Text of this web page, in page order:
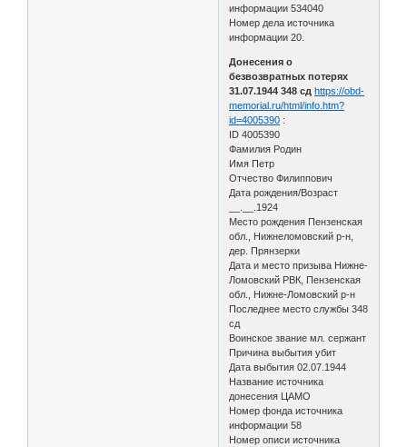
информации 534040
Номер дела источника
информации 20.
Донесения о
безвозвратных потерях
31.07.1944 348 сд https://obd-
memorial.ru/html/info.htm?
id=4005390 :
ID 4005390
Фамилия Родин
Имя Петр
Отчество Филиппович
Дата рождения/Возраст
__.__.1924
Место рождения Пензенская
обл., Нижнеломовский р-н,
дер. Прянзерки
Дата и место призыва Нижне-
Ломовский РВК, Пензенская
обл., Нижне-Ломовский р-н
Последнее место службы 348
сд
Воинское звание мл. сержант
Причина выбытия убит
Дата выбытия 02.07.1944
Название источника
донесения ЦАМО
Номер фонда источника
информации 58
Номер описи источника